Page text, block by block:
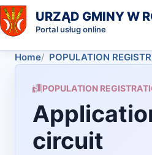
URZĄD GMINY W
Portal usług online
Home POPULATION
POPULATION
circuit